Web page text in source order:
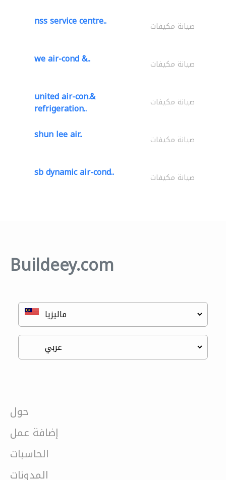
nss service centre.. صيانة مكيفات
we air-cond &.. صيانة مكيفات
united air-con.&
refrigeration.. صيانة مكيفات
shun lee air.. صيانة مكيفات
sb dynamic air-cond.. صيانة مكيفات
Buildeey.com
حول
إضافة عمل
الحاسبات
المدونات